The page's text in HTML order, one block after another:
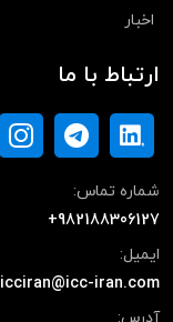
اخبار
ارتباط با ما
شماره تماس:
+982188306127
ایمیل:
icciran@icc-iran.com